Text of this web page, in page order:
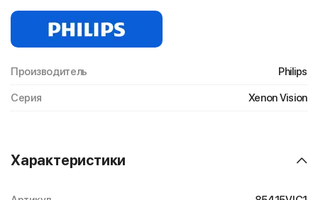
Производитель Philips
Серия Xenon Vision
Характеристики